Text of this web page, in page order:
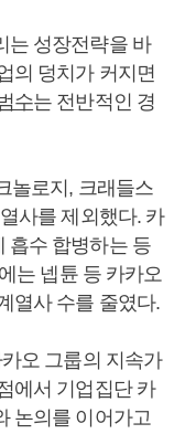
는 성장전략을 바
의 덩치가 커지면
수는 전반적인 경
놀로지, 크래들스
사를 제외했다. 카
흡수 합병하는 등
는 넵튠 등 카카오
열사 수를 줄였다.
오 그룹의 지속가
에서 기업집단 카
논의를 이어가고